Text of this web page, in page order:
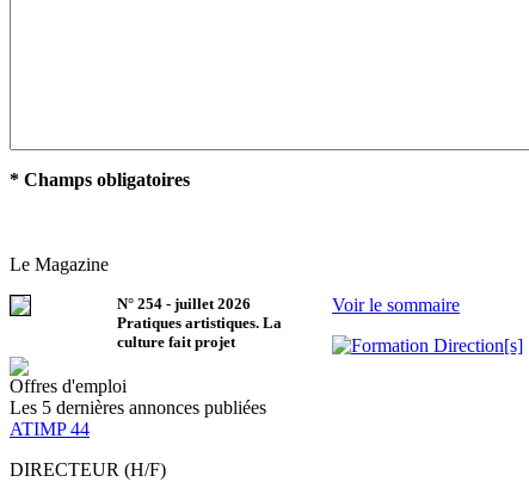
* Champs obligatoires
Le Magazine
N° 254 - juillet 2026
Pratiques artistiques. La
culture fait projet
Voir le sommaire
Offres d'emploi
Les 5 dernières annonces publiées
ATIMP 44
DIRECTEUR (H/F)